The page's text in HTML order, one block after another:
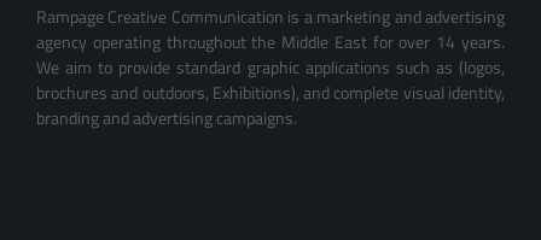
Rampage Creative Communication is a marketing and advertising
agency operating throughout the Middle East for over 14 years.
We aim to provide standard graphic applications such as (logos,
brochures and outdoors, Exhibitions), and complete visual identity,
branding and advertising campaigns.